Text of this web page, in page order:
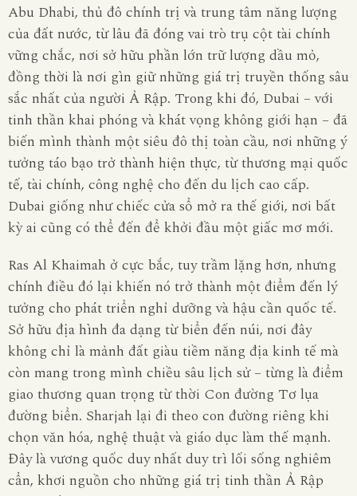
Abu Dhabi, thủ đô chính trị và trung tâm năng lượng
của đất nước, từ lâu đã đóng vai trò trụ cột tài chính
vững chắc, nơi sở hữu phần lớn trữ lượng dầu mỏ,
đồng thời là nơi gìn giữ những giá trị truyền thống sâu
sắc nhất của người Ả Rập. Trong khi đó, Dubai – với
tinh thần khai phóng và khát vọng không giới hạn – đã
biến mình thành một siêu đô thị toàn cầu, nơi những ý
tưởng táo bạo trở thành hiện thực, từ thương mại quốc
tế, tài chính, công nghệ cho đến du lịch cao cấp.
Dubai giống như chiếc cửa sổ mở ra thế giới, nơi bất
kỳ ai cũng có thể đến để khởi đầu một giấc mơ mới.
Ras Al Khaimah ở cực bắc, tuy trầm lặng hơn, nhưng
chính điều đó lại khiến nó trở thành một điểm đến lý
tưởng cho phát triển nghỉ dưỡng và hậu cần quốc tế.
Sở hữu địa hình đa dạng từ biển đến núi, nơi đây
không chỉ là mảnh đất giàu tiềm năng địa kinh tế mà
còn mang trong mình chiều sâu lịch sử – từng là điểm
giao thương quan trọng từ thời Con đường Tơ lụa
đường biển. Sharjah lại đi theo con đường riêng khi
chọn văn hóa, nghệ thuật và giáo dục làm thế mạnh.
Đây là vương quốc duy nhất duy trì lối sống nghiêm
cẩn, khơi nguồn cho những giá trị tinh thần Ả Rập